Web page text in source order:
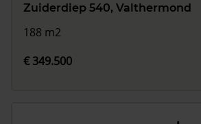
Zuiderdiep 540, Valthermond
188 m2
€ 349.500